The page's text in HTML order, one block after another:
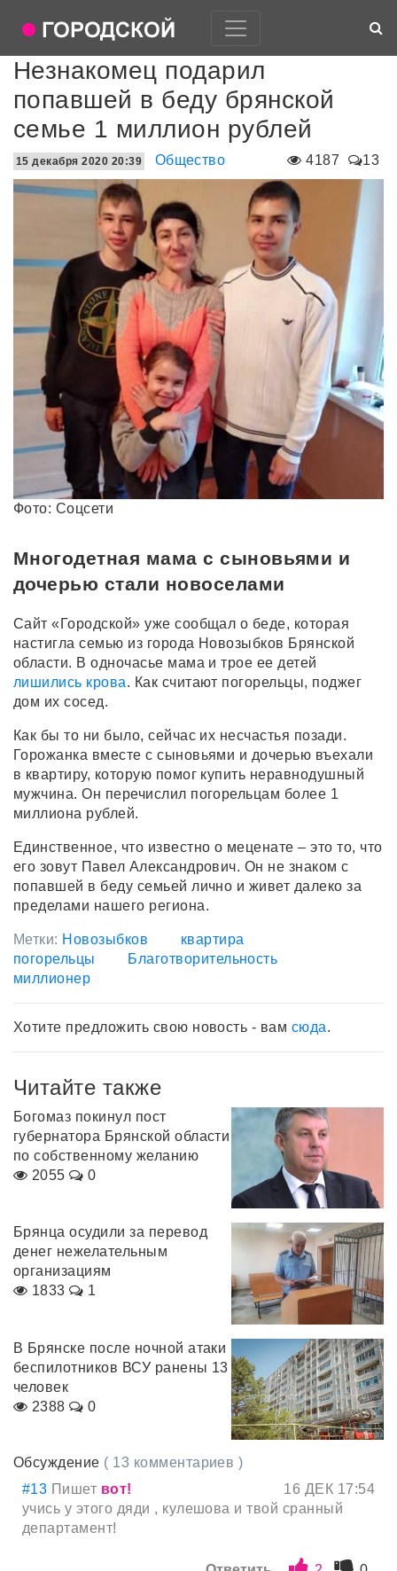
Незнакомец подарил
попавшей в беду брянской
семье 1 миллион рублей
4187 13
15 декабря 2020 20:39 Общество
Фото: Соцсети
Многодетная мама с сыновьями и
дочерью стали новоселами
Сайт «Городской» уже сообщал о беде, которая
настигла семью из города Новозыбков Брянской
области. В одночасье мама и трое ее детей
лишились крова. Как считают погорельцы, поджег
дом их сосед.
Как бы то ни было, сейчас их несчастья позади.
Горожанка вместе с сыновьями и дочерью въехали
в квартиру, которую помог купить неравнодушный
мужчина. Он перечислил погорельцам более 1
миллиона рублей.
Единственное, что известно о меценате – это то, что
его зовут Павел Александрович. Он не знаком с
попавшей в беду семьей лично и живет далеко за
пределами нашего региона.
Метки: Новозыбков
квартира
погорельцы
Благотворительность
миллионер
Хотите предложить свою новость - вам сюда.
Читайте также
Богомаз покинул пост
губернатора Брянской области
по собственному желанию
2055
0
Брянца осудили за перевод
денег нежелательным
организациям
1833
1
В Брянске после ночной атаки
беспилотников ВСУ ранены 13
человек
2388
0
Обсуждение ( 13 комментариев )
#13 Пишет вот!
16 ДЕК 17:54
учись у этого дяди , кулешова и твой сранный
департамент!